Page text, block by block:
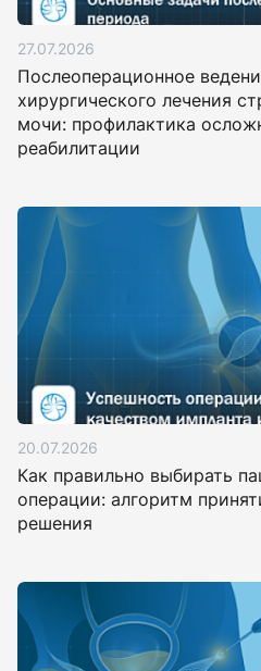
27.07.2026
Послеоперационное
хирургического лечения
мочи: профилактика
реабилитации
20.07.2026
Как правильно выбирать
операции: алгоритм
решения